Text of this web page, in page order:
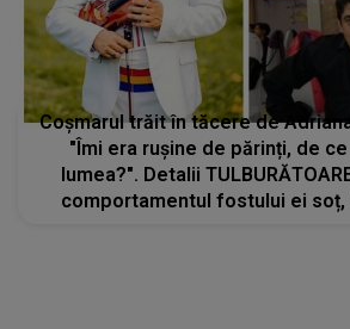
Coșmarul trăit în tăcere de
"Îmi era rușine de părinți, de
lumea?". Detalii
comportamentul fostului ei soț,